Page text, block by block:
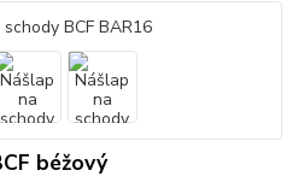
béžový